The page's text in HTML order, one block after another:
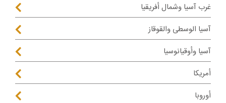
غرب آسيا وشمال أفريقيا
آسيا الوسطى والقوقاز
آسيا وأوقيانوسيا
أمريكا
أوروبا